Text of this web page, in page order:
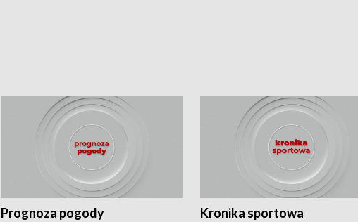
Prognoza pogody Kronika sportowa